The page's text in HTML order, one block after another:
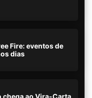
Fire: eventos de
dias
chega ao Vira-Carta